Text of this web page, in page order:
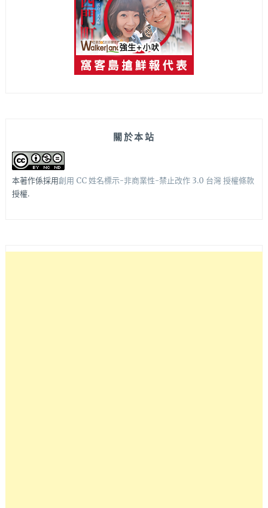
關於本站
本著作係採用創用 CC 姓名標示-非商業性-禁止改作 3.0 台灣 授權條款
授權.